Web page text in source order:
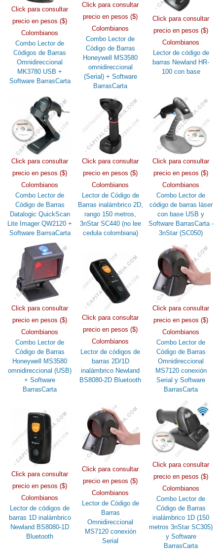
Click para consultar
precio en pesos ($)
Colombianos
Combo Lector de
Códigos de Barras
Omnidireccional
MK3780 USB +
Software BarrasCarta
Click para consultar
precio en pesos ($)
Colombianos
Combo Lector de
Código de Barras
Honeywell MS3580
omnidireccional
(Serial) + Software
BarrasCarta
Click para consultar
precio en pesos ($)
Colombianos
Lector de código de
barras Newland HR-
100 con base
Click para consultar
precio en pesos ($)
Colombianos
Combo Lector de
Código de Barras
Datalogic QuickScan
Lite Imager QW2120 +
Software BarrsaCarta
Click para consultar
precio en pesos ($)
Colombianos
Lector de Código de
Barras inalámbrico 2D,
rango 150 metros,
3nStar SC440 (no lee
cedula colombiana)
Click para consultar
precio en pesos ($)
Colombianos
Combo Lector de
código de barras láser
con base USB y
Software BarrasCarta -
3nStar (SC050)
Click para consultar
precio en pesos ($)
Colombianos
Combo Lector de
Código de Barras
Honeywell MS3580
omnidireccional (USB)
+ Software
BarrasCarta
Click para consultar
precio en pesos ($)
Colombianos
Lector de códigos de
barras 2D/1D
inalámbrico Newland
BS8080-2D Bluetooth
Click para consultar
precio en pesos ($)
Colombianos
Combo Lector de
Código de Barras
Omnidireccional
MS7120 conexión
Serial y Software
BarrasCarta
Click para consultar
precio en pesos ($)
Colombianos
Lector de códigos de
barras 1D inalámbrico
Newland BS8080-1D
Bluetooth
Click para consultar
precio en pesos ($)
Colombianos
Lector de Código de
Barras
Omnidireccional
MS7120 conexión
Serial
Click para consultar
precio en pesos ($)
Colombianos
Combo Lector de
Código de Barras
inalámbrico 1D (150
metros 3nStar SC305)
y Software
BarrasCarta